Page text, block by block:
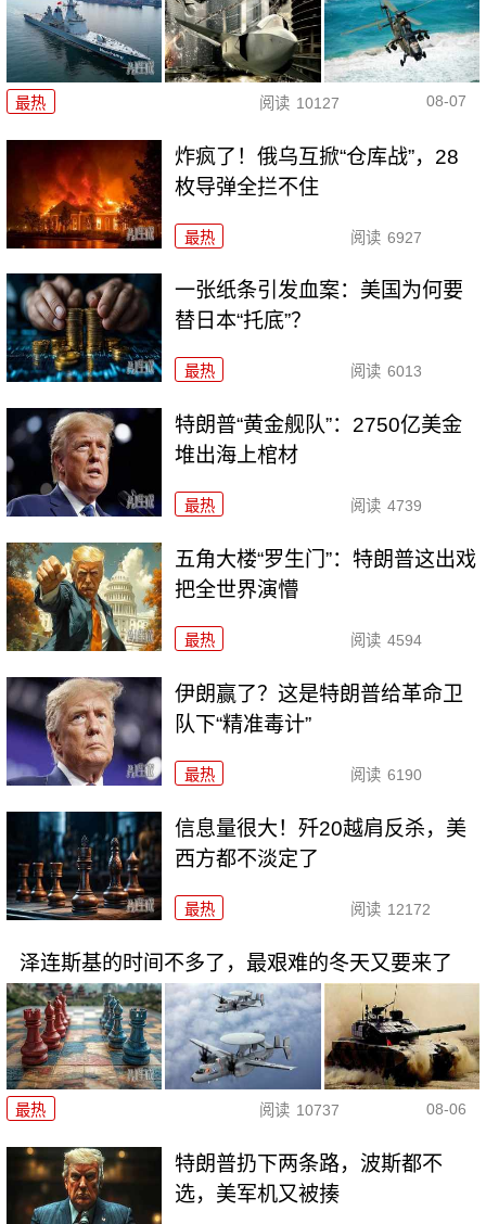
最热 阅读 10127 08-07
炸疯了！俄乌互掀“仓库战”，28
枚导弹全拦不住
最热 阅读 6927
一张纸条引发血案：美国为何要
替日本“托底”？
最热 阅读 6013
特朗普“黄金舰队”：2750亿美金
堆出海上棺材
最热 阅读 4739
五角大楼“罗生门”：特朗普这出戏
把全世界演懵
最热 阅读 4594
伊朗赢了？这是特朗普给革命卫
队下“精准毒计”
最热 阅读 6190
信息量很大！歼20越肩反杀，美
西方都不淡定了
最热 阅读 12172
泽连斯基的时间不多了，最艰难的冬天又要来了
最热 阅读 10737 08-06
特朗普扔下两条路，波斯都不
选，美军机又被揍